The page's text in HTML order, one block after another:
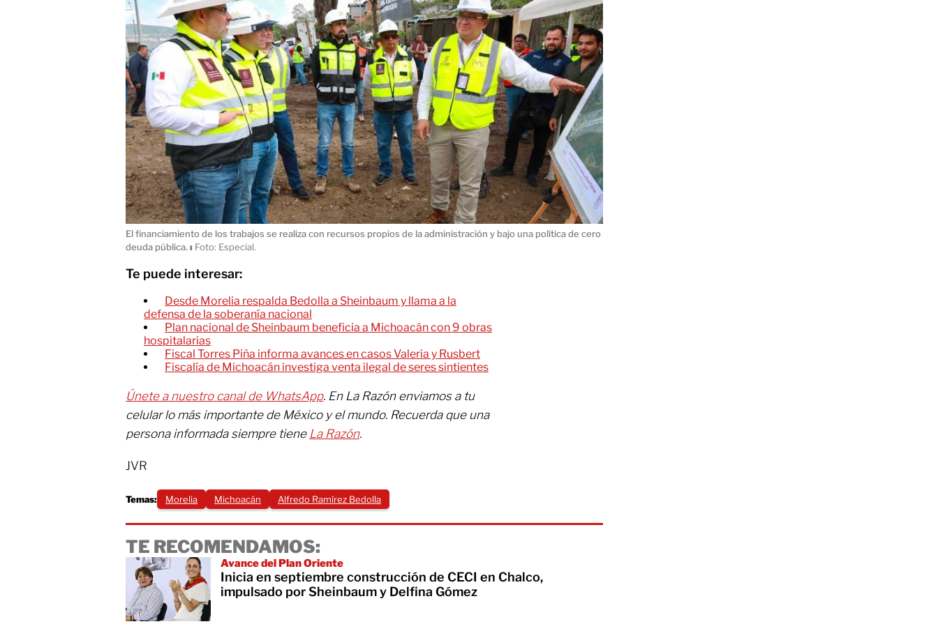
El financiamiento de los trabajos se realiza con recursos propios de la administración y bajo una política de cero
deuda pública. ı Foto: Especial.
Te puede interesar:
Desde Morelia respalda Bedolla a Sheinbaum y llama a la
defensa de la soberanía nacional
Plan nacional de Sheinbaum beneficia a Michoacán con 9 obras
hospitalarias
Fiscal Torres Piña informa avances en casos Valeria y Rusbert
Fiscalía de Michoacán investiga venta ilegal de seres sintientes
Únete a nuestro canal de WhatsApp. En La Razón enviamos a tu
celular lo más importante de México y el mundo. Recuerda que una
persona informada siempre tiene La Razón.
JVR
Temas: Morelia Michoacán Alfredo Ramírez Bedolla
TE RECOMENDAMOS:
Avance del Plan Oriente
Inicia en septiembre construcción de CECI en Chalco,
impulsado por Sheinbaum y Delfina Gómez